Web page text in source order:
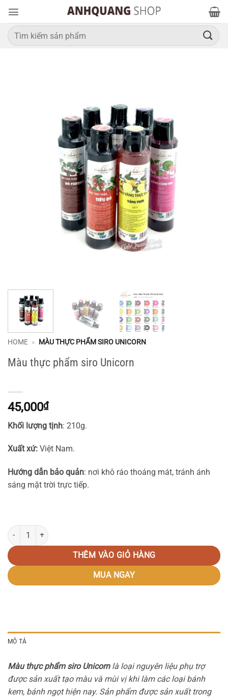
qua
nội
dung
Tìm
kiếm:
HOME » MÀU THỰC PHẨM SIRO UNICORN
Màu thực phẩm siro Unicorn
45,000₫
Khối lượng tịnh: 210g.
Xuất xứ: Việt Nam.
Hướng dẫn bảo quản: nơi khô ráo thoáng mát, tránh ánh
sáng mặt trời trực tiếp.
Màu thực phẩm siro Unicorn số lượng
THÊM VÀO GIỎ HÀNG
MUA NGAY
MÔ TẢ
Màu thực phẩm siro Unicornlà loại nguyên liệu phụ trợ
được sản xuất tạo màu và mùi vị khi làm các loại bánh
kem, bánh ngọt hiện nay. Sản phẩm được sản xuất trong